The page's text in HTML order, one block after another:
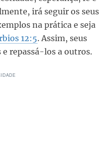
irá seguir os seus
na prática e seja
12:5. Assim, seus
repassá-los a outros.